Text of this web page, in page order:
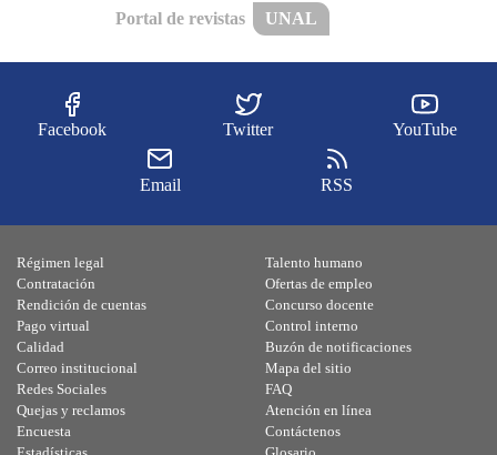
Portal de revistas UNAL
Facebook Twitter YouTube
Email RSS
Régimen legal
Contratación
Rendición de cuentas
Pago virtual
Calidad
Talento humano
Ofertas de empleo
Concurso docente
Control interno
Buzón de notificaciones
Correo institucional
Redes Sociales
Quejas y reclamos
Encuesta
Mapa del sitio
FAQ
Atención en línea
Contáctenos